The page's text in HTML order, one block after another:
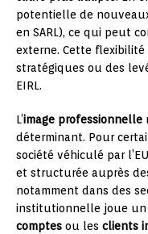
potentielle de
en SARL), ce qui peut
externe. Cette flexibilité
stratégiques ou des
EIRL.
L’image professionnelle
déterminant. Pour
société véhiculé par
et structurée auprès
notamment dans des
institutionnelle joue un
comptes ou les clients